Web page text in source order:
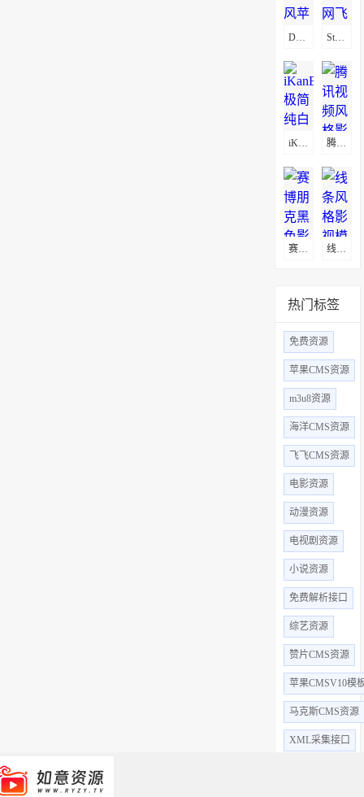
StarFlix暗黑网飞风影视模板
腾讯视频风格影视模板
线条风格影视模板
热门标签
免费资源
苹果CMS资源
m3u8资源
海洋CMS资源
飞飞CMS资源
电影资源
动漫资源
电视剧资源
小说资源
免费解析接口
综艺资源
赞片CMS资源
苹果CMSV10模
马克斯CMS资源
XML采集接口